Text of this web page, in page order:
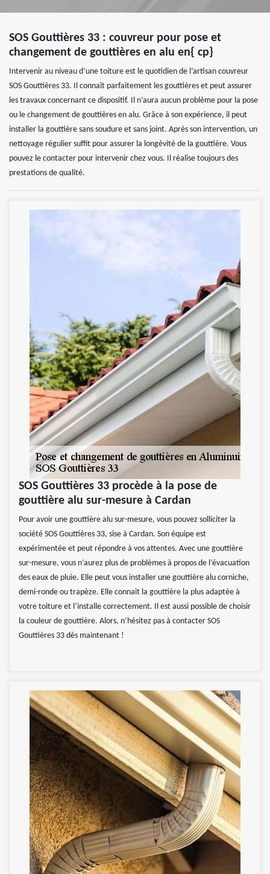
SOS Gouttières 33 : couvreur pour pose et
changement de gouttières en alu en{ cp}
Intervenir au niveau d’une toiture est le quotidien de l’artisan couvreur
SOS Gouttières 33. Il connaît parfaitement les gouttières et peut assurer
les travaux concernant ce dispositif. Il n’aura aucun problème pour la pose
ou le changement de gouttières en alu. Grâce à son expérience, il peut
installer la gouttière sans soudure et sans joint. Après son intervention, un
nettoyage régulier suffit pour assurer la longévité de la gouttière. Vous
pouvez le contacter pour intervenir chez vous. Il réalise toujours des
prestations de qualité.
SOS Gouttières 33 procède à la pose de
gouttière alu sur-mesure à Cardan
Pour avoir une gouttière alu sur-mesure, vous pouvez solliciter la
société SOS Gouttières 33, sise à Cardan. Son équipe est
expérimentée et peut répondre à vos attentes. Avec une gouttière
sur-mesure, vous n’aurez plus de problèmes à propos de l’évacuation
des eaux de pluie. Elle peut vous installer une gouttière alu corniche,
demi-ronde ou trapèze. Elle connait la gouttière la plus adaptée à
votre toiture et l’installe correctement. Il est aussi possible de choisir
la couleur de gouttière. Alors, n’hésitez pas à contacter SOS
Gouttières 33 dès maintenant !